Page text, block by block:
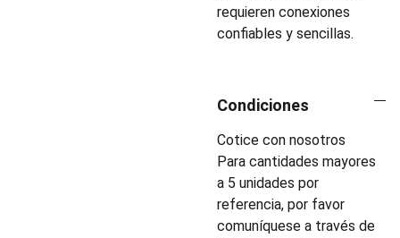
requieren conexiones
confiables y sencillas.
Condiciones
Cotice con nosotros
Para cantidades mayores
a 5 unidades por
referencia, por favor
comuníquese a través de